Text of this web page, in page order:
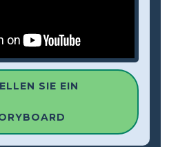
SIE EIN